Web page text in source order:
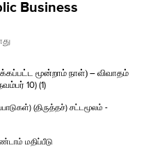
Business
மூன்றாம் நாள்)– விவாதம்
10) (1)
(திருத்தச்) சட்டமூலம் -
மதிப்பீடு